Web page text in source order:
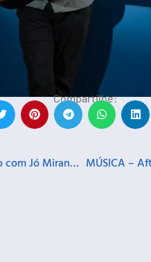
Compartilhe:
MÚSICA – Forró do Talco com Jó Miranda convida Serravalle e banda